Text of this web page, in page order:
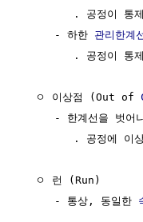
. 공정이 통제
     - 하한
관리한계
. 공정이 통제
  ㅇ 이상점 (Out of
- 한계선을 벗어
. 공정에 이
  ㅇ 런 (Run)
     - 통상, 동일한